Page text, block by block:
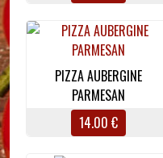
PIZZA AUBERGINE
PARMESAN
14.00 €